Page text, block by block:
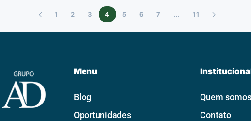
1 2 3 4 5 6 7 … 11
Menu
Blog
Oportunidades
Quem somos
Contato